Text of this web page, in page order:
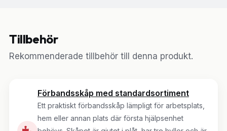
Tillbehör
Rekommenderade tillbehör till denna produkt.
Förbandsskåp med standardsortiment
Ett praktiskt förbandsskåp lämpligt för arbetsplats,
hem eller annan plats där första hjälpsenhet